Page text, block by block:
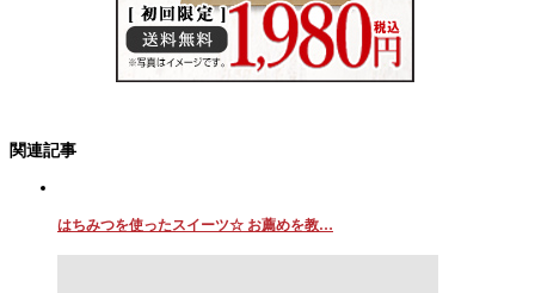
関連記事
はちみつを使ったスイーツ☆ お薦めを教…